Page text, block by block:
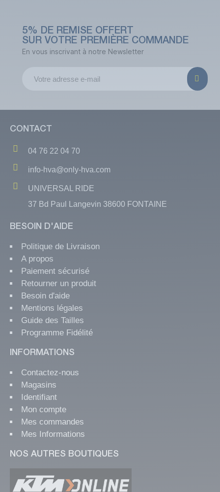
5% DE REMISE OFFERT
SUR VOTRE PREMIÈRE COMMANDE
En vous inscrivant à notre Newsletter
CONTACT
04 76 22 04 70
info-hva@only-hva.com
UNIVERSAL RIDE
37 Bd Paul Langevin 38600 FONTAINE
BESOIN D'AIDE
Politique de Livraison
A propos
Paiement sécurisé
Retourner un produit
Besoin d'aide
Mentions légales
Guide des Tailles
Programme Fidélité
INFORMATIONS
Contactez-nous
Magasins
Identifiant
Mon compte
Mes commandes
Mes Informations
NOS AUTRES BOUTIQUES